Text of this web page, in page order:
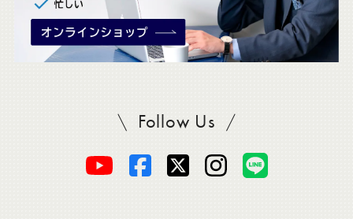
Follow UsSADAをフォロー
オ
オ
オ
オ